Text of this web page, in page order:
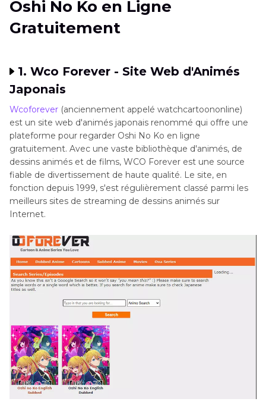
No KO Animé en Ligne Gratuitement
Partie 3: FAQ sur Oshi No Ko Animé Gratuit
Oshi No Ko en Ligne
Gratuitement
1. Wco Forever - Site Web d'Animés
Japonais
Wcoforever (anciennement appelé watchcartoononline)
est un site web d'animés japonais renommé qui offre une
plateforme pour regarder Oshi No Ko en ligne
gratuitement. Avec une vaste bibliothèque d'animés, de
dessins animés et de films, WCO Forever est une source
fiable de divertissement de haute qualité. Le site, en
fonction depuis 1999, s'est régulièrement classé parmi les
meilleurs sites de streaming de dessins animés sur
Internet.